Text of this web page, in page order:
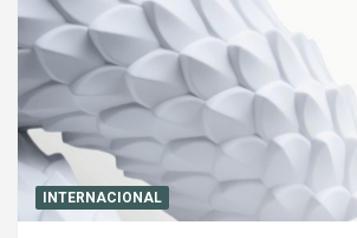
INTERNACIONAL